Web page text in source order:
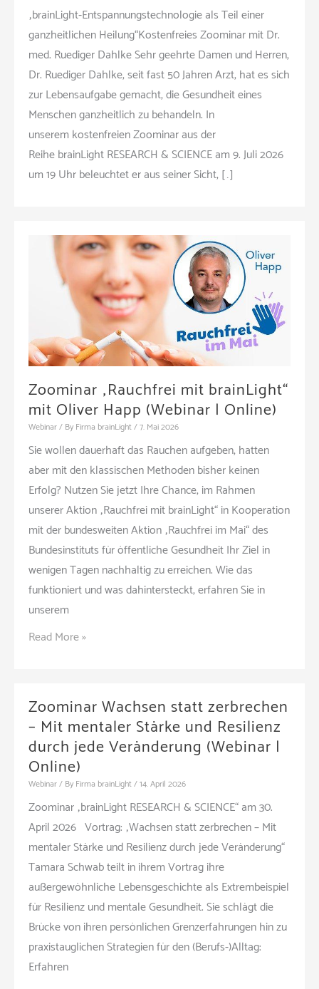
„brainLight-Entspannungstechnologie als Teil einer
ganzheitlichen Heilung“Kostenfreies Zoominar mit Dr.
med. Ruediger Dahlke­ Sehr geehrte Damen und Herren,
Dr. Ruediger Dahlke, seit fast 50 Jahren Arzt, hat es sich
zur Lebensaufgabe gemacht, die Gesundheit eines
Menschen ganzheitlich zu behandeln. In
unserem kostenfreien Zoominar aus der
Reihe brainLight RESEARCH & SCIENCE am 9. Juli 2026
um 19 Uhr beleuchtet er aus seiner Sicht, […]
Zoominar „Rauchfrei mit brainLight“
mit Oliver Happ (Webinar | Online)
Webinar/ By Firma brainLight/7. Mai 2026
Sie wollen dauerhaft das Rauchen aufgeben, hatten
aber mit den klassischen Methoden bisher keinen
Erfolg? Nutzen Sie jetzt Ihre Chance, im Rahmen
unserer Aktion „Rauchfrei mit brainLight“ in Kooperation
mit der bundesweiten Aktion „Rauchfrei im Mai“ des
Bundesinstituts für öffentliche Gesundheit Ihr Ziel in
wenigen Tagen nachhaltig zu erreichen. Wie das
funktioniert und was dahintersteckt, erfahren Sie in
unserem
Zoominar
brainLight“
mit
Oliver
Happ
(Webinar
Online)
Read More »
Zoominar Wachsen statt zerbrechen
– Mit mentaler Stärke und Resilienz
durch jede Veränderung (Webinar |
Online)
Webinar/ By Firma brainLight/14. April 2026
Zoominar „brainLight RESEARCH & SCIENCE“ am 30.
April 2026 Vortrag: „Wachsen statt zerbrechen – Mit
mentaler Stärke und Resilienz durch jede Veränderung“
Tamara Schwab teilt in ihrem Vortrag ihre
außergewöhnliche Lebensgeschichte als Extrembeispiel
für Resilienz und mentale Gesundheit. Sie schlägt die
Brücke von ihren persönlichen Grenzerfahrungen hin zu
praxistauglichen Strategien für den (Berufs-)Alltag:
Erfahren